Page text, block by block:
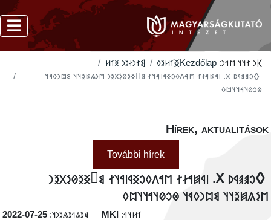
𐲞𐳙 𐳐𐳦𐳦 𐳮𐳀𐳙:
Kezdőlap
‮𐲏𐳑𐳢𐳉𐳓
‮𐲘𐳐𐳙𐳇𐳉𐳙 𐳏𐳑𐳢
‮ 𐲓𐳛𐳠𐳠𐳁𐳚 𐳼. 𐳥𐳁𐳯𐳀𐳇𐳐 𐳮𐳀𐳤𐳓𐳛𐳏𐳁𐳥𐳀𐳦𐳐 𐳘𐳹𐳏𐳉𐳗𐳋𐳂𐳉𐳙 𐳮𐳋𐳍𐳯𐳉𐳦𐳦 𐳘𐳪𐳙𐳓𐳁𐳦
𐳌𐳛𐳗𐳦𐳀𐳦𐳦𐳪𐳓
Hírek,
További hírek
𐲓𐳛𐳠𐳠𐳁𐳚 𐳼. 𐳥𐳁𐳯𐳀𐳇𐳐 𐳮𐳀𐳤𐳓𐳛𐳏𐳁𐳥𐳀𐳦𐳐
𐳮𐳋𐳍𐳯𐳉𐳦𐳦 𐳘𐳪𐳙𐳓𐳁𐳦
𐳑𐳢𐳦𐳀:
MKI
𐳘𐳉𐳍𐳒𐳉𐳖𐳉𐳙𐳦:
‭2022-07-25